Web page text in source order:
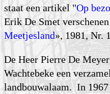
staat een artikel "Op
Erik De Smet
Meetjesland», 1981, Nr.
De Heer Pierre De
Wachtebeke een
landbouwalaam. In